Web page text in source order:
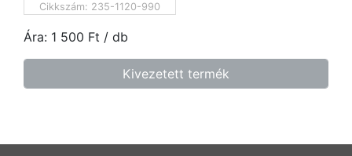
Cikkszám: 235-1120-990
Ára: 1 500 Ft / db
Kivezetett termék